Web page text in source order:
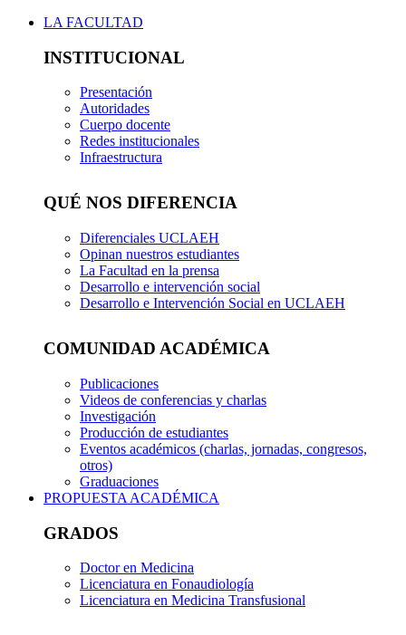
LA FACULTAD
INSTITUCIONAL
Presentación
Autoridades
Cuerpo docente
Redes institucionales
Infraestructura
QUÉ NOS DIFERENCIA
Diferenciales UCLAEH
Opinan nuestros estudiantes
La Facultad en la prensa
Desarrollo e intervención social
Desarrollo e Intervención Social en UCLAEH
COMUNIDAD ACADÉMICA
Publicaciones
Videos de conferencias y charlas
Investigación
Producción de estudiantes
Eventos académicos (charlas, jornadas, congresos,
otros)
Graduaciones
PROPUESTA ACADÉMICA
GRADOS
Doctor en Medicina
Licenciatura en Fonaudiología
Licenciatura en Medicina Transfusional